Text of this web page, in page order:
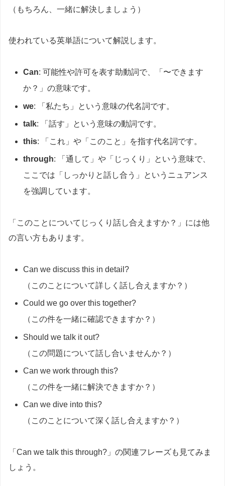
（もちろん、一緒に解決しましょう）
使われている英単語について解説します。
Can: 可能性や許可を表す助動詞で、「〜できます
か？」の意味です。
we: 「私たち」という意味の代名詞です。
talk: 「話す」という意味の動詞です。
this: 「これ」や「このこと」を指す代名詞です。
through: 「通して」や「じっくり」という意味で、
ここでは「しっかりと話し合う」というニュアンス
を強調しています。
「このことについてじっくり話し合えますか？」には他
の言い方もあります。
Can we discuss this in detail?
（このことについて詳しく話し合えますか？）
Could we go over this together?
（この件を一緒に確認できますか？）
Should we talk it out?
（この問題について話し合いませんか？）
Can we work through this?
（この件を一緒に解決できますか？）
Can we dive into this?
（このことについて深く話し合えますか？）
「Can we talk this through?」の関連フレーズも見てみま
しょう。